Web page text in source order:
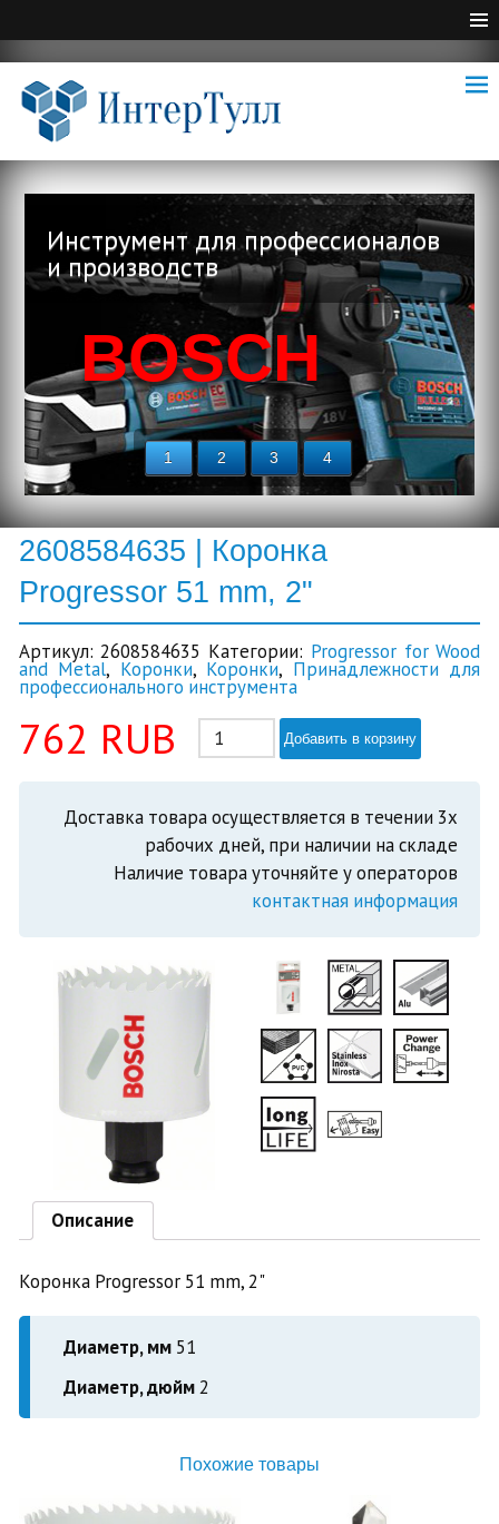
Инструмент для профессионалов
и производств
BOSCH
1 2 3 4
2608584635 | Коронка
Progressor 51 mm, 2"
Артикул:2608584635 Категории: Progressor for Wood
and Metal, Коронки, Коронки, Принадлежности для
профессионального инструмента
762 RUB Добавить в корзину
Доставка товара осуществляется в течении 3х
рабочих дней, при наличии на складе
Наличие товара уточняйте у операторов
контактная информация
Описание
Коронка Progressor 51 mm, 2"
Диаметр, мм51
Диаметр, дюйм2
Похожие товары